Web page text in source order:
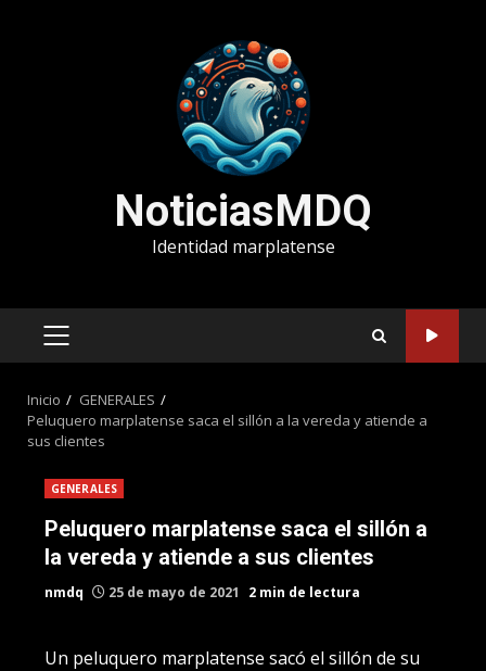
NoticiasMDQ
Identidad marplatense
MENÚ
Inicio
GENERALES
Peluquero marplatense saca el sillón a la vereda y atiende a
sus clientes
GENERALES
Peluquero marplatense saca el sillón a
la vereda y atiende a sus clientes
nmdq 25 de mayo de 2021 2 min de lectura
Un peluquero marplatense sacó el sillón de su